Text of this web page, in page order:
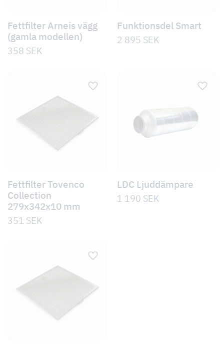
Fettfilter Arneis vägg
(gamla modellen)
358 SEK
Funktionsdel Smart
2 895 SEK
Fettfilter Tovenco
Collection
279x342x10 mm
351 SEK
LDC Ljuddämpare
1 190 SEK